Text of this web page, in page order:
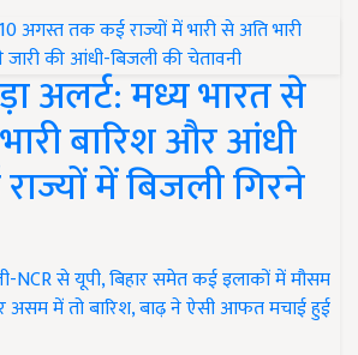
अलर्ट: मध्य भारत से
भारी बारिश और आंधी
में बिजली गिरने
NCR से यूपी, बिहार समेत कई इलाकों में मौसम
में तो बारिश, बाढ़ ने ऐसी आफत मचाई हुई